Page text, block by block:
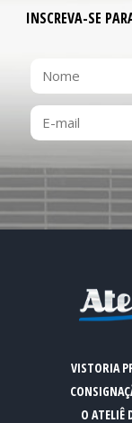
INSCREVA-SE
NOME
E-
MAIL
VISTORIA
O ATELIÊ